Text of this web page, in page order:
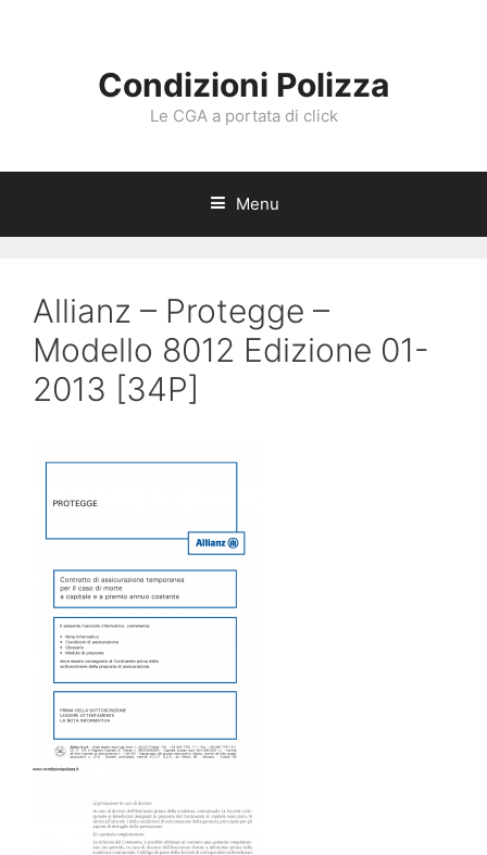
Condizioni Polizza
Le CGA a portata di click
Menu
Allianz – Protegge –
Modello 8012 Edizione 01-
2013 [34P]